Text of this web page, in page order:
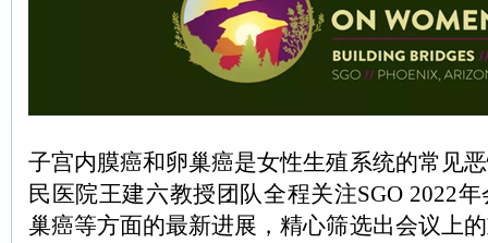
子宫内膜癌和卵巢癌是女性生殖系统的常见
民医院王建六教授团队全程关注SGO 2022
巢癌等方面的最新进展，精心筛选出会议上